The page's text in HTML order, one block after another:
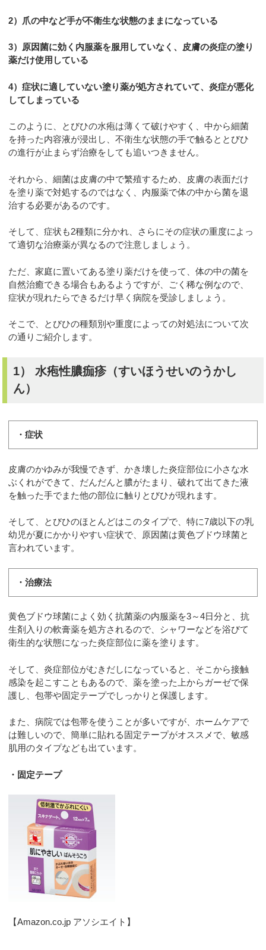
2）爪の中など手が不衛生な状態のままになっている
3）原因菌に効く内服薬を服用していなく、皮膚の炎症の塗り
薬だけ使用している
4）症状に適していない塗り薬が処方されていて、炎症が悪化
してしまっている
このように、とびひの水疱は薄くて破けやすく、中から細菌
を持った内容液が浸出し、不衛生な状態の手で触るととびひ
の進行が止まらず治療をしても追いつきません。
それから、細菌は皮膚の中で繁殖するため、皮膚の表面だけ
を塗り薬で対処するのではなく、内服薬で体の中から菌を退
治する必要があるのです。
そして、症状も2種類に分かれ、さらにその症状の重度によっ
て適切な治療薬が異なるので注意しましょう。
ただ、家庭に置いてある塗り薬だけを使って、体の中の菌を
自然治癒できる場合もあるようですが、ごく稀な例なので、
症状が現れたらできるだけ早く病院を受診しましょう。
そこで、とびひの種類別や重度によっての対処法について次
の通りご紹介します。
1） 水疱性膿痂疹（すいほうせいのうかし
ん）
・症状
皮膚のかゆみが我慢できず、かき壊した炎症部位に小さな水
ぶくれができて、だんだんと膿がたまり、破れて出てきた液
を触った手でまた他の部位に触りとびひが現れます。
そして、とびひのほとんどはこのタイプで、特に7歳以下の乳
幼児が夏にかかりやすい症状で、原因菌は黄色ブドウ球菌と
言われています。
・治療法
黄色ブドウ球菌によく効く抗菌薬の内服薬を3～4日分と、抗
生剤入りの軟膏薬を処方されるので、シャワーなどを浴びて
衛生的な状態になった炎症部位に薬を塗ります。
そして、炎症部位がむきだしになっていると、そこから接触
感染を起こすこともあるので、薬を塗った上からガーゼで保
護し、包帯や固定テープでしっかりと保護します。
また、病院では包帯を使うことが多いですが、ホームケアで
は難しいので、簡単に貼れる固定テープがオススメで、敏感
肌用のタイプなども出ています。
・固定テープ
【Amazon.co.jp アソシエイト】